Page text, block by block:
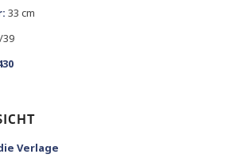
33 cm
39
Verlage